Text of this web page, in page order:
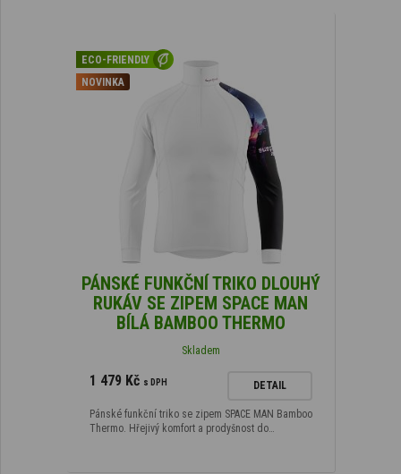
ECO-FRIENDLY
NOVINKA
PÁNSKÉ FUNKČNÍ TRIKO DLOUHÝ
RUKÁV SE ZIPEM SPACE MAN
BÍLÁ BAMBOO THERMO
Skladem
1 479 Kč s DPH DETAIL
Pánské funkční triko se zipem SPACE MAN Bamboo
Thermo. Hřejivý komfort a prodyšnost do…